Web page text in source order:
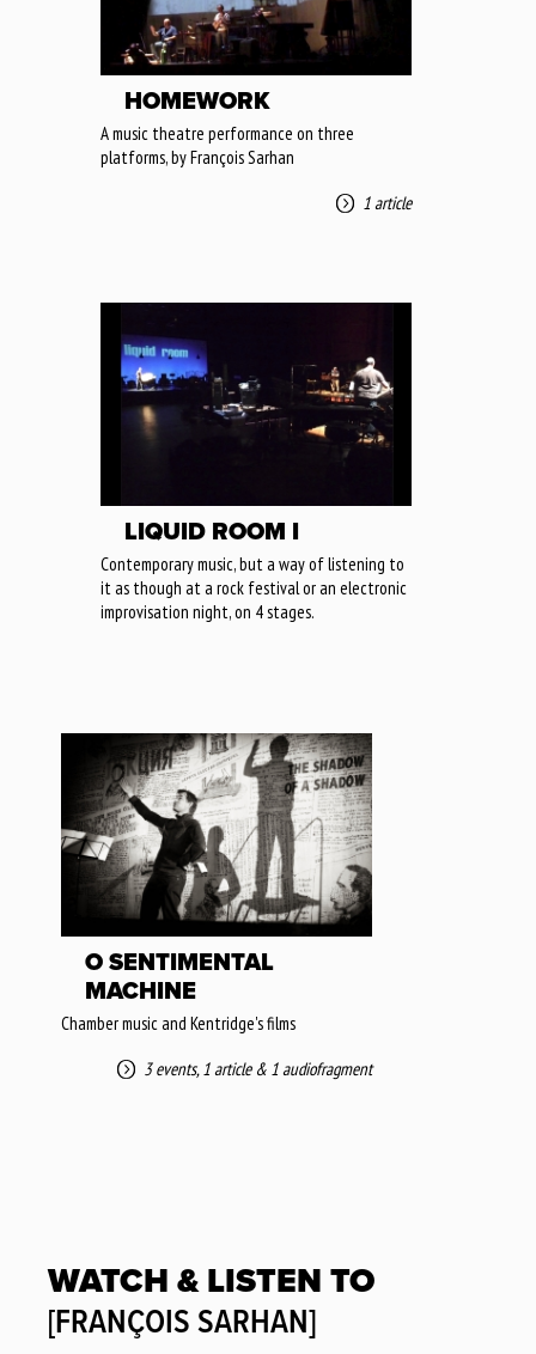
HOMEWORK
A music theatre performance on three
platforms, by François Sarhan
1 article
LIQUID ROOM I
Contemporary music, but a way of listening to
it as though at a rock festival or an electronic
improvisation night, on 4 stages.
O SENTIMENTAL
MACHINE
Chamber music and Kentridge's films
3 events, 1 article& 1 audiofragment
WATCH & LISTEN TO
[FRANÇOIS SARHAN]